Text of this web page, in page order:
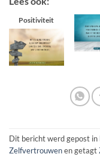
Positiviteit
Dit bericht werd gepost in
Zelfvertrouwenen getagt